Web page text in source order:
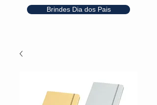
Brindes Dia dos Pais